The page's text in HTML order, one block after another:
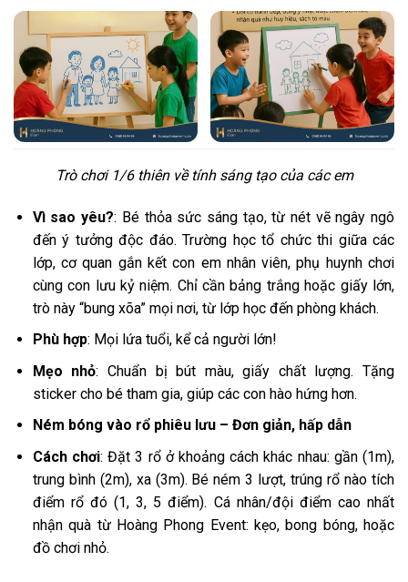
Trò chơi 1/6 thiên về tính sáng tạo của các em
Vì sao yêu?: Bé thỏa sức sáng tạo, từ nét vẽ ngây ngô
đến ý tưởng độc đáo. Trường học tổ chức thi giữa các
lớp, cơ quan gắn kết con em nhân viên, phụ huynh chơi
cùng con lưu kỷ niệm. Chỉ cần bảng trắng hoặc giấy lớn,
trò này “bung xõa” mọi nơi, từ lớp học đến phòng khách.
Phù hợp: Mọi lứa tuổi, kể cả người lớn!
Mẹo nhỏ: Chuẩn bị bút màu, giấy chất lượng. Tặng
sticker cho bé tham gia, giúp các con hào hứng hơn.
Ném bóng vào rổ phiêu lưu – Đơn giản, hấp dẫn
Cách chơi: Đặt 3 rổ ở khoảng cách khác nhau: gần (1m),
trung bình (2m), xa (3m). Bé ném 3 lượt, trúng rổ nào tích
điểm rổ đó (1, 3, 5 điểm). Cá nhân/đội điểm cao nhất
nhận quà từ Hoàng Phong Event: kẹo, bong bóng, hoặc
đồ chơi nhỏ.